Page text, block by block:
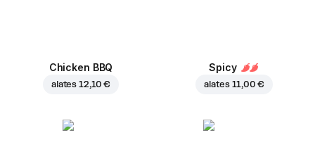
Chicken BBQ
alates 12,10 €
Spicy
alates 11,00 €